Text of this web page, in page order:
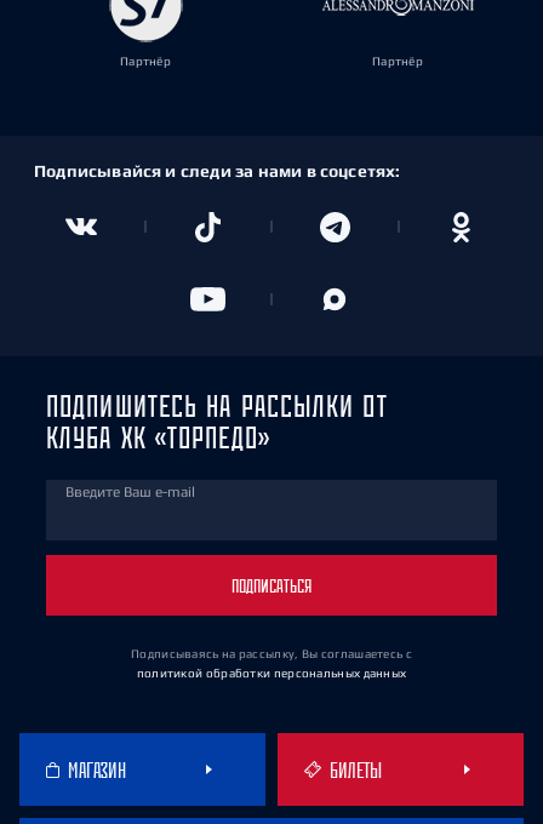
Партнёр Партнёр
Подписывайся и следи за нами в соцсетях:
ПОДПИШИТЕСЬ НА РАССЫЛКИ ОТ
КЛУБА ХК «ТОРПЕДО»
Введите Ваш e-mail
ПОДПИСАТЬСЯ
Подписываясь на рассылку, Вы соглашаетесь с
политикой обработки персональных данных
МАГАЗИН БИЛЕТЫ